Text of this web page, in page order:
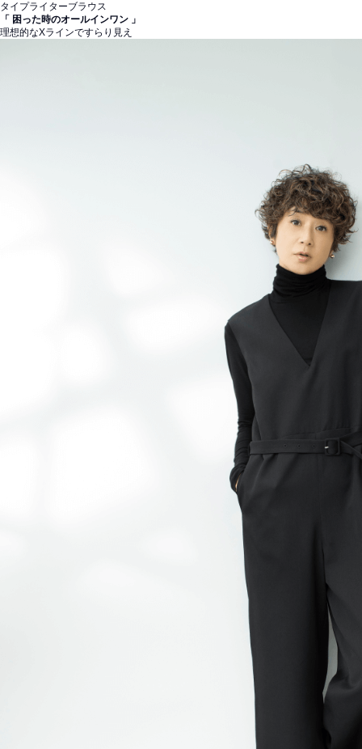
タイプライターブラウス
「 困った時のオールインワン 」
理想的なXラインですらり見え